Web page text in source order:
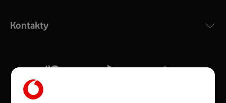
silný signál pro celou domácnost. Kompaktní rozměry 21
Více o COMPAL CH7465VF
Kontakty